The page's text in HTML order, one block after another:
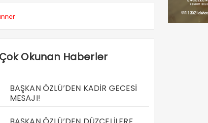
Çok Okunan Haberler
BAŞKAN ÖZLÜ’DEN KADİR GECESİ
MESAJI!